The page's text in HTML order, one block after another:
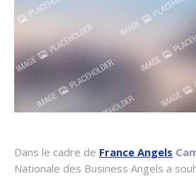
Dans le cadre de France Angels
Nationale des Business Angels a